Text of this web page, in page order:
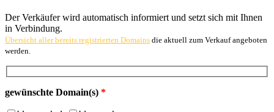
Der Verkäufer wird automatisch informiert und setzt sich mit Ihnen
in Verbindung.
Übersicht aller bereits registrierten Domains die aktuell zum Verkauf angeboten
werden.
gewünschte Domain(s) *